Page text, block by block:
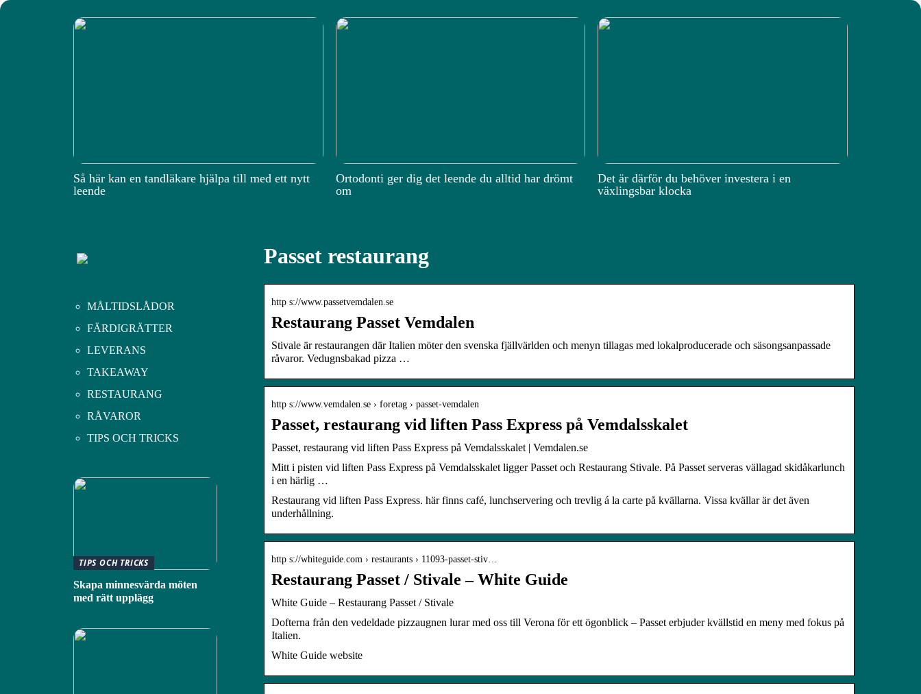
Så här kan en tandläkare hjälpa till med ett nytt
leende
Ortodonti ger dig det leende du alltid har drömt
om
Det är därför du behöver investera i en
växlingsbar klocka
Passet restaurang
http s://www.passetvemdalen.se
Restaurang Passet Vemdalen
Stivale är restaurangen där Italien möter den svenska fjällvärlden och menyn tillagas med lokalproducerade och säsongsanpassade
råvaror. Vedugnsbakad pizza …
http s://www.vemdalen.se › foretag › passet-vemdalen
Passet, restaurang vid liften Pass Express på Vemdalsskalet
Passet, restaurang vid liften Pass Express på Vemdalsskalet | Vemdalen.se
Mitt i pisten vid liften Pass Express på Vemdalsskalet ligger Passet och Restaurang Stivale. På Passet serveras vällagad skidåkarlunch
i en härlig …
Restaurang vid liften Pass Express. här finns café, lunchservering och trevlig á la carte på kvällarna. Vissa kvällar är det även
underhållning.
http s://whiteguide.com › restaurants › 11093-passet-stiv…
Restaurang Passet / Stivale – White Guide
White Guide – Restaurang Passet / Stivale
Dofterna från den vedeldade pizzaugnen lurar med oss till Verona för ett ögonblick – Passet erbjuder kvällstid en meny med fokus på
Italien.
White Guide website
MÅLTIDSLÅDOR
FÄRDIGRÄTTER
LEVERANS
TAKEAWAY
RESTAURANG
RÅVAROR
TIPS OCH TRICKS
TIPS OCH TRICKS
Skapa minnesvärda möten
med rätt upplägg